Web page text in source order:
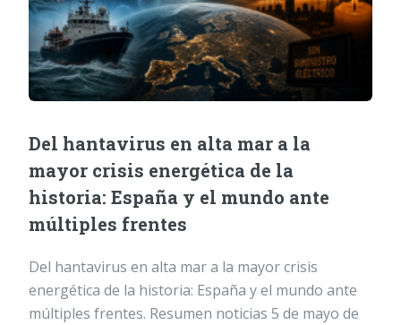
Del hantavirus en alta mar a la
mayor crisis energética de la
historia: España y el mundo ante
múltiples frentes
Del hantavirus en alta mar a la mayor crisis
energética de la historia: España y el mundo ante
múltiples frentes. Resumen noticias 5 de mayo de